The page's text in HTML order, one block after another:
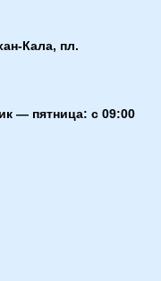
Кала, пл.
— пятница: с 09:00